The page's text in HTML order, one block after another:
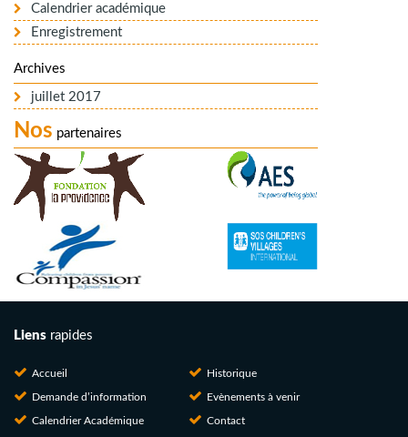
Calendrier académique
Enregistrement
Archives
juillet 2017
Nos partenaires
Liens rapides
Accueil Historique
Demande d’information Evènements à venir
Calendrier Académique Contact